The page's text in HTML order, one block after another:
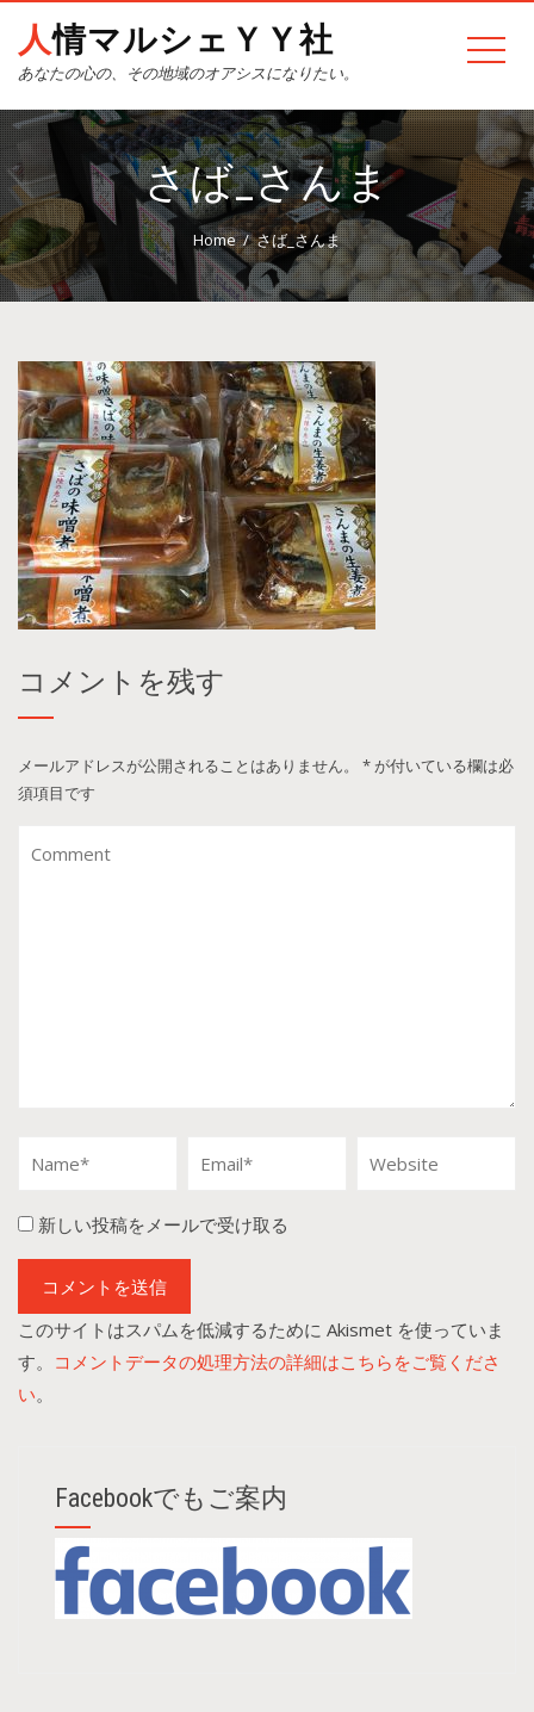
人情マルシェＹＹ社
あなたの心の、その地域のオアシスになりたい。
さば_さんま
Home さば_さんま
コメントを残す
メールアドレスが公開されることはありません。 * が付いている欄は必
須項目です
新しい投稿をメールで受け取る
このサイトはスパムを低減するために Akismet を使っていま
す。 コメントデータの処理方法の詳細はこちらをご覧くださ
い。
Facebookでもご案内